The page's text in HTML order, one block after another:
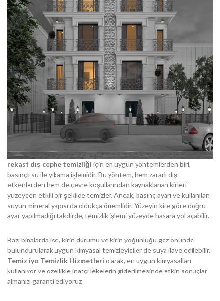
rekast dış cephe temizliği için en uygun yöntemlerden biri,
basınçlı su ile yıkama işlemidir. Bu yöntem, hem zararlı dış
etkenlerden hem de çevre koşullarından kaynaklanan kirleri
yüzeyden etkili bir şekilde temizler. Ancak, basınç ayarı ve kullanılan
suyun mineral yapısı da oldukça önemlidir. Yüzeyin kire göre doğru
ayar yapılmadığı takdirde, temizlik işlemi yüzeyde hasara yol açabilir.
Bazı binalarda ise, kirin durumu ve kirin yoğunluğu göz önünde
bulundurularak uygun kimyasal temizleyiciler de suya ilave edilebilir.
Temizliyo Temizlik Hizmetleri olarak, en uygun kimyasalları
kullanıyor ve özellikle inatçı lekelerin giderilmesinde etkin sonuçlar
almanızı garanti ediyoruz.